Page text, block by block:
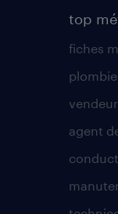
top
fiches
vendeur
agent